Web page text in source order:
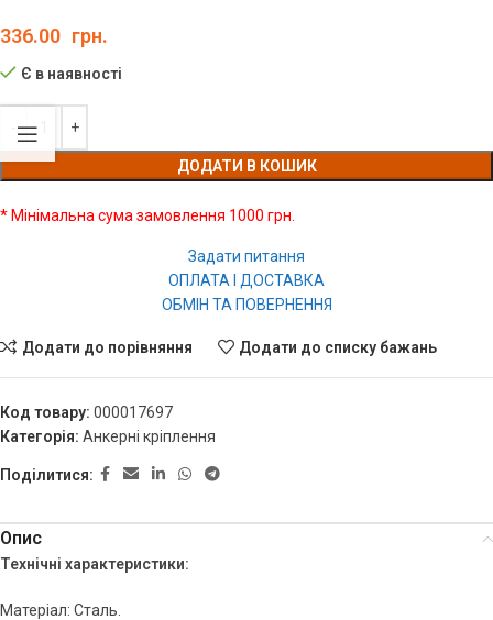
336.00 грн.
Є в наявності
ДОДАТИ В КОШИК
* Мінімальна сума замовлення 1000 грн.
Задати питання
ОПЛАТА І ДОСТАВКА
ОБМІН ТА ПОВЕРНЕННЯ
Додати до порівняння Додати до списку бажань
Код товару: 000017697
Категорія: Анкерні кріплення
Поділитися:
Опис
Технічні характеристики:
Матеріал: Сталь.